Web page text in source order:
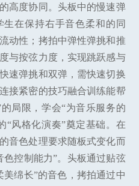
高度协同。头板中的慢速弹
在保持右手音色柔和的同
动性；拷拍中弹性弹挑和推
与按弦力度，实现跳跃感与
速弹挑和双弹，需快速切换
接紧密的技巧融合训练能帮
局限，学会“为音乐服务的
“风格化演奏”奠定基础。在
音色处理要求随板式变化而
控制能力”。头板通过贴弦
绵长”的音色，拷拍通过中